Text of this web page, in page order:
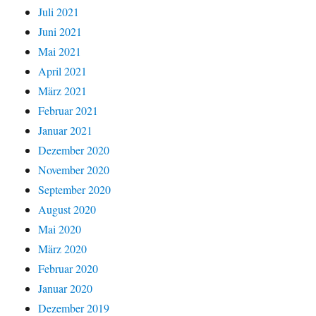
Juli 2021
Juni 2021
Mai 2021
April 2021
März 2021
Februar 2021
Januar 2021
Dezember 2020
November 2020
September 2020
August 2020
Mai 2020
März 2020
Februar 2020
Januar 2020
Dezember 2019